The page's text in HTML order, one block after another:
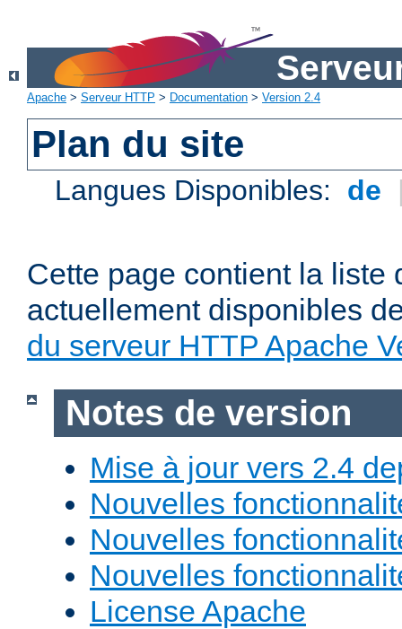
Apache > Serveur HTTP > Documentation > Version 2.4
Plan du site
Langues Disponibles: de
Cette page contient la liste
actuellement disponibles
du serveur HTTP Apache
Notes de version
Mise à jour vers 2.4
Nouvelles
Nouvelles
Nouvelles
License Apache